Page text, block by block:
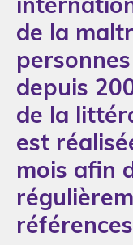
de la
depuis
de la
est
mois afin